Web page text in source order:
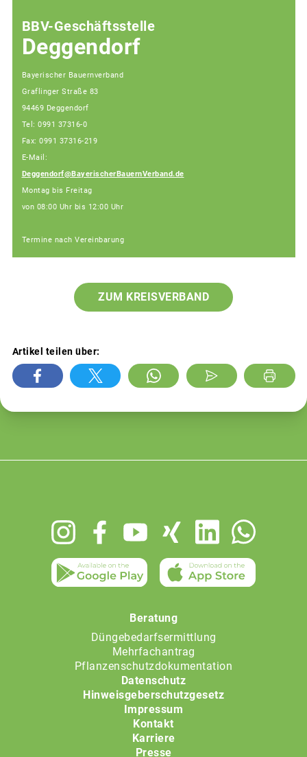
BBV-Geschäftsstelle
Deggendorf
Bayerischer Bauernverband
Graflinger Straße 83
94469 Deggendorf
Tel: 0991 37316-0
Fax: 0991 37316-219
E-Mail:
Deggendorf@BayerischerBauernVerband.de
Montag bis Freitag
von 08:00 Uhr bis 12:00 Uhr
Termine nach Vereinbarung
ZUM KREISVERBAND
Artikel teilen über:
Beratung
Düngebedarfsermittlung
Mehrfachantrag
Pflanzenschutzdokumentation
Datenschutz
Hinweisgeberschutzgesetz
Impressum
Kontakt
Karriere
Presse